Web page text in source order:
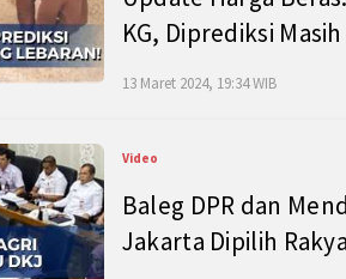
KG, Diprediksi
13 Maret 2024, 19:34 WIB
Video
Baleg DPR dan
Jakarta Dipilih